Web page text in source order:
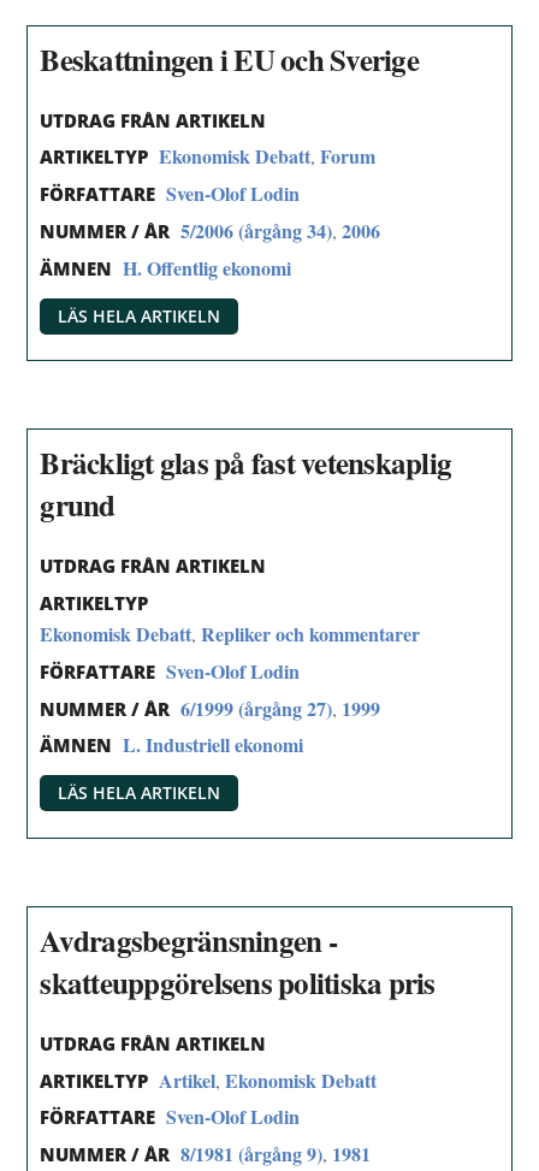
Beskattningen i EU och Sverige
UTDRAG FRÅN ARTIKELN
ARTIKELTYP Ekonomisk Debatt,Forum
FÖRFATTARE Sven-Olof Lodin
NUMMER / ÅR 5/2006 (årgång 34),2006
ÄMNEN H. Offentlig ekonomi
LÄS HELA ARTIKELN
Bräckligt glas på fast vetenskaplig
grund
UTDRAG FRÅN ARTIKELN
ARTIKELTYP
Ekonomisk Debatt,Repliker och kommentarer
FÖRFATTARE Sven-Olof Lodin
NUMMER / ÅR 6/1999 (årgång 27), 1999
ÄMNEN L. Industriell ekonomi
LÄS HELA ARTIKELN
Avdragsbegränsningen -
skatteuppgörelsens politiska pris
UTDRAG FRÅN ARTIKELN
ARTIKELTYP Artikel,Ekonomisk Debatt
FÖRFATTARE Sven-Olof Lodin
NUMMER / ÅR 8/1981 (årgång 9), 1981